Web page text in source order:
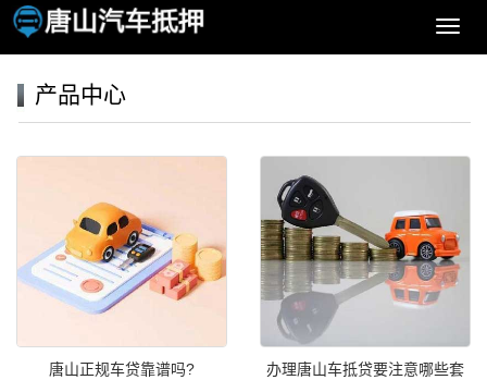
导
产品中心
唐山正规车贷靠谱吗?
办理唐山车抵贷要注意哪些套